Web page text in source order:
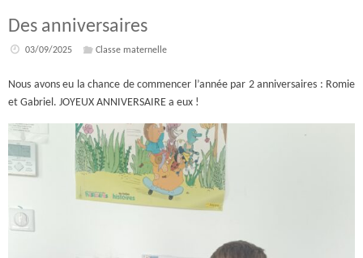
Des anniversaires
03/09/2025 Classe maternelle
Nous avons eu la chance de commencer l’année par 2 anniversaires : Romie
et Gabriel. JOYEUX ANNIVERSAIRE a eux !